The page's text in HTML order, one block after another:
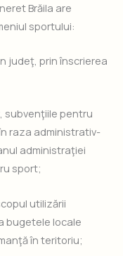
Brăila are
sportului:
judeţ, prin înscrierea
subvenţiile pentru
raza administrativ-
administraţiei
sport;
utilizării
bugetele locale
în teritoriu;